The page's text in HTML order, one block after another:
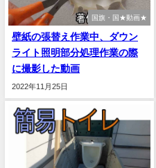
国旗・国★動画★
壁紙の張替え作業中、ダウン
ライト照明部分処理作業の際
に撮影した動画
2022年11月25日